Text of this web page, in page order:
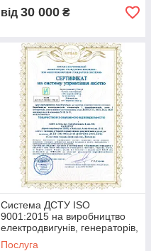
від 30 000 ₴
Система ДСТУ ISO
9001:2015 на виробництво
електродвигунів, генераторів,
трансформаторів, насосів
Послуга